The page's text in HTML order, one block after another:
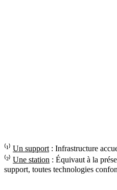
⁽¹⁾ Un support : Infrastructure
⁽²⁾ Une station : Équivaut à la
support, toutes technologies